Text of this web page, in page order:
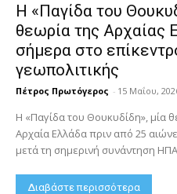
Η «Παγίδα του
θεωρία της Αρχαίας
σήμερα στο
γεωπολιτικής
Πέτρος Πρωτόγερος - 15 Μαΐου,
Η «Παγίδα του Θουκυδίδη», μία
Αρχαία Ελλάδα πριν από 25
μετά τη σημερινή συνάντηση ΗΠΑ
Διαβάστε περισσότερα